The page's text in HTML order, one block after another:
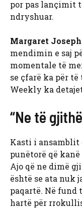
por pas lançimit
ndryshuar.
Margaret
mendimin e saj
momentale të
se çfarë ka për
Weekly ka
“Ne të
Kasti i ansamblit
punëtorë që
Ajo që ne dimë
është se ata nuk
paqartë. Në fund
hartë për